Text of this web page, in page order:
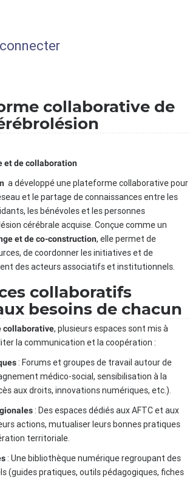
collaborative de
et de collaboration
a développé une plateforme collaborative pour
et le partage de connaissances entre les
les bénévoles et les personnes
cérébrale acquise. Conçue comme un
et de co-construction, elle permet de
de coordonner les initiatives et de
des acteurs associatifs et institutionnels.
collaboratifs
besoins de chacun
collaborative, plusieurs espaces sont mis à
la communication et la coopération :
: Forums et groupes de travail autour de
médico-social, sensibilisation à la
aux droits, innovations numériques, etc.).
: Des espaces dédiés aux AFTC et aux
actions, mutualiser leurs bonnes pratiques
territoriale.
: Une bibliothèque numérique regroupant des
(guides pratiques, outils pédagogiques, fiches